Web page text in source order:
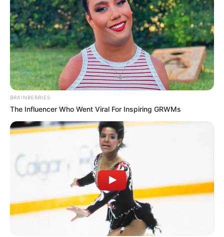
BRAINBERRIES
The Influencer Who Went Viral For Inspiring GRWMs